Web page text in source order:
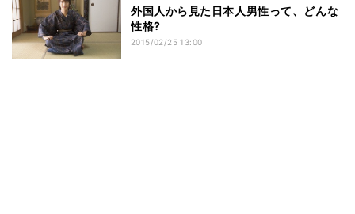
外国人から見た日本人男性って、どんな
性格?
2015/02/25 13:00